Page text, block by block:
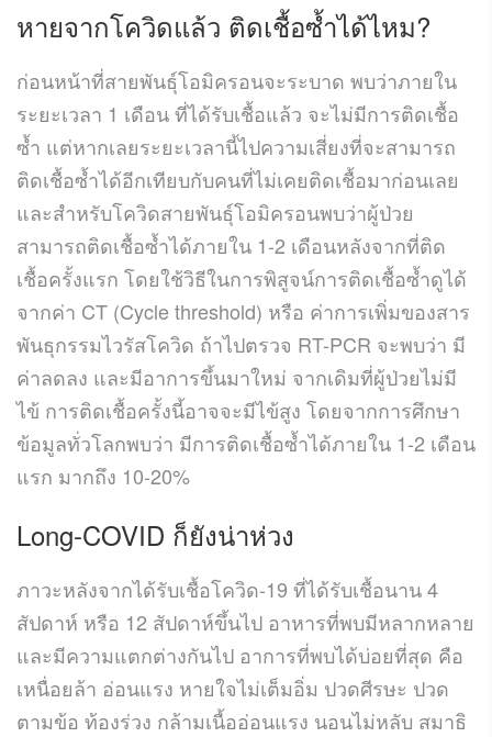
หายจากโควิดแล้ว ติดเชื้อซ้ำได้ไหม?
ก่อนหน้าที่สายพันธุ์โอมิครอนจะระบาด พบว่าภายใน
ระยะเวลา 1 เดือน ที่ได้รับเชื้อแล้ว จะไม่มีการติดเชื้อ
ซ้ำ แต่หากเลยระยะเวลานี้ไปความเสี่ยงที่จะสามารถ
ติดเชื้อซ้ำได้อีกเทียบกับคนที่ไม่เคยติดเชื้อมาก่อนเลย
และสำหรับโควิดสายพันธุ์โอมิครอนพบว่าผู้ป่วย
สามารถติดเชื้อซ้ำได้ภายใน 1-2 เดือนหลังจากที่ติด
เชื้อครั้งแรก โดยใช้วิธีในการพิสูจน์การติดเชื้อซ้ำดูได้
จากค่า CT (Cycle threshold) หรือ ค่าการเพิ่มของสาร
พันธุกรรมไวรัสโควิด ถ้าไปตรวจ RT-PCR จะพบว่า มี
ค่าลดลง และมีอาการขึ้นมาใหม่ จากเดิมที่ผู้ป่วยไม่มี
ไข้ การติดเชื้อครั้งนี้อาจจะมีไข้สูง โดยจากการศึกษา
ข้อมูลทั่วโลกพบว่า มีการติดเชื้อซ้ำได้ภายใน 1-2 เดือน
แรก มากถึง 10-20%
Long-COVID ก็ยังน่าห่วง
ภาวะหลังจากได้รับเชื้อโควิด-19 ที่ได้รับเชื้อนาน 4
สัปดาห์ หรือ 12 สัปดาห์ขึ้นไป อาหารที่พบมีหลากหลาย
และมีความแตกต่างกันไป อาการที่พบได้บ่อยที่สุด คือ
เหนื่อยล้า อ่อนแรง หายใจไม่เต็มอิ่ม ปวดศีรษะ ปวด
ตามข้อ ท้องร่วง กล้ามเนื้ออ่อนแรง นอนไม่หลับ สมาธิ